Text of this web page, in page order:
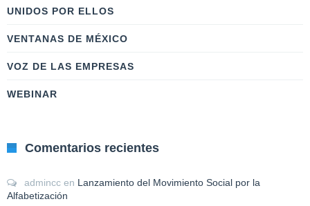
UNIDOS POR ELLOS
VENTANAS DE MÉXICO
VOZ DE LAS EMPRESAS
WEBINAR
Comentarios recientes
admincc en Lanzamiento del Movimiento Social por la
Alfabetización